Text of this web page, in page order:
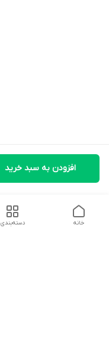
افزودن به سبد خرید
دسته‌بندی خانه